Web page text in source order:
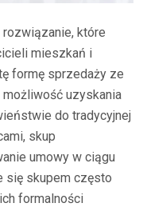
które
mieszkań i
formę sprzedaży ze
uzyskania
do tradycyjnej
skup
umowy w ciągu
się skupem często
formalności